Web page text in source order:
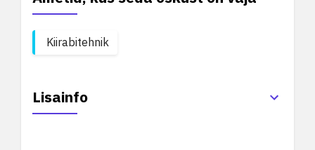
Kiirabitehnik
Lisainfo